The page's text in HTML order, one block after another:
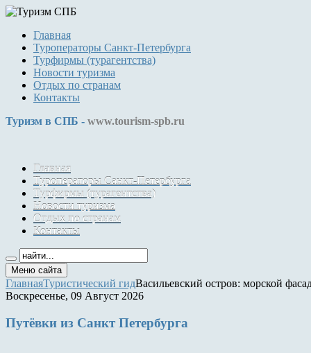
Главная
Туроператоры Санкт-Петербурга
Турфирмы (турагентства)
Новости туризма
Отдых по странам
Контакты
Туризм в СПБ - www.tourism-spb.ru
Главная
Туроператоры Санкт-Петербурга
Турфирмы (турагентства)
Новости туризма
Отдых по странам
Контакты
Меню сайта
ГлавнаяТуристический гидВасильевский остров: морской
Воскресенье, 09 Август 2026
Путёвки из Санкт Петербурга